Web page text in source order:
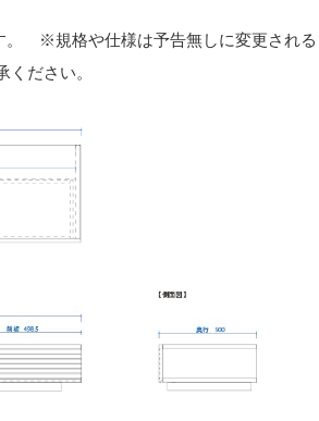
います。
。 ※規格や仕様は予告無しに変更される
ください。